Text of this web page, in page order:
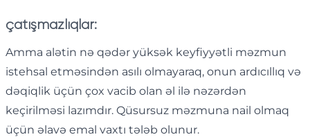
çatışmazlıqlar:
Amma alətin nə qədər yüksək keyfiyyətli məzmun
istehsal etməsindən asılı olmayaraq, onun ardıcıllıq və
dəqiqlik üçün çox vacib olan əl ilə nəzərdən
keçirilməsi lazımdır. Qüsursuz məzmuna nail olmaq
üçün əlavə emal vaxtı tələb olunur.